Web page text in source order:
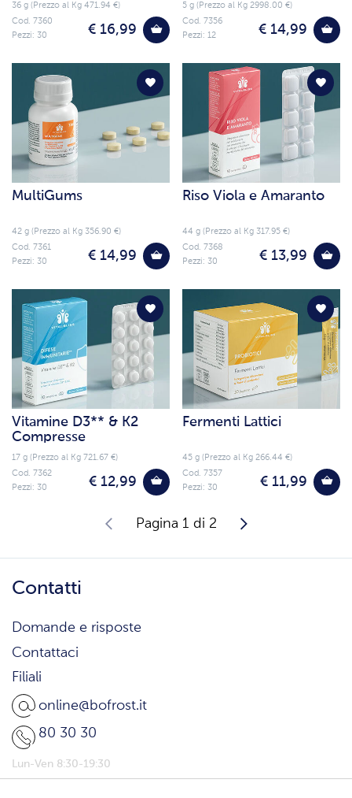
36 g (Prezzo al Kg 471.94 €)
€ 16,99
Cod. 7360
Pezzi: 30
5 g (Prezzo al Kg 2998.00 €)
€ 14,99
Cod. 7356
Pezzi: 12
MultiGums
42 g (Prezzo al Kg 356.90 €)
€ 14,99
Cod. 7361
Pezzi: 30
Riso Viola e Amaranto
44 g (Prezzo al Kg 317.95 €)
€ 13,99
Cod. 7368
Pezzi: 30
Vitamine D3** & K2
Compresse
17 g (Prezzo al Kg 721.67 €)
€ 12,99
Cod. 7362
Pezzi: 30
Fermenti Lattici
45 g (Prezzo al Kg 266.44 €)
€ 11,99
Cod. 7357
Pezzi: 30
Pagina 1 di 2
Contatti
Domande e risposte
Contattaci
Filiali
online@bofrost.it
80 30 30
Lun-Ven 8:30-19:30